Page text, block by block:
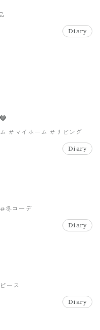
Diary
#マイホーム #リビング
Diary
#冬コーデ
Diary
ース
Diary